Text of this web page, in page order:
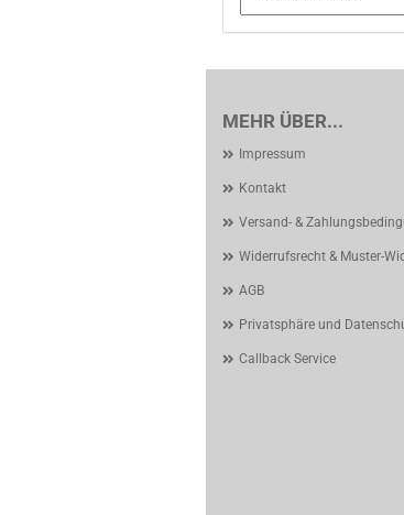
MEHR ÜBER...
Impressum
Kontakt
Versand- &
Widerrufsrecht & Muster-
AGB
Privatsphäre und
Callback Service